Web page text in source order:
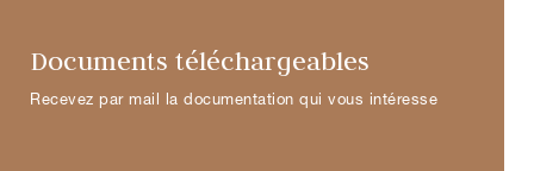
Documents téléchargeables
Recevez par mail la documentation qui vous intéresse